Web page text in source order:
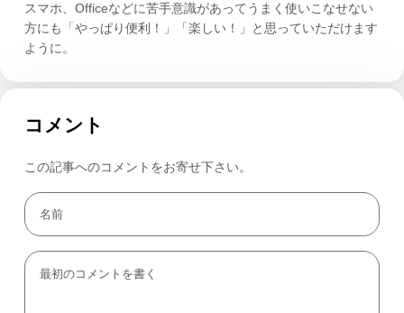
スマホ、Officeなどに苦手意識があってうまく使いこなせない
方にも「やっぱり便利！」「楽しい！」と思っていただけます
ように。
コメント
この記事へのコメントをお寄せ下さい。